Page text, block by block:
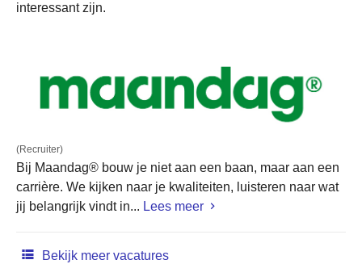
interessant zijn.
(Recruiter)
Bij Maandag® bouw je niet aan een baan, maar aan een
carrière. We kijken naar je kwaliteiten, luisteren naar wat
jij belangrijk vindt in... Lees meer
Bekijk meer vacatures